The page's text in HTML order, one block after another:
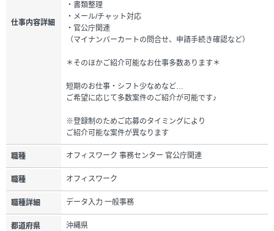
仕事内容詳細
・書類整理
・メール/チャット対応
・官公庁関連
（マイナンバーカートの問合せ、申請手続き確認など）
＊そのほかご紹介可能なお仕事多数あります＊
短期のお仕事・シフト少なめなど…
ご希望に応じて多数案件のご紹介が可能です♪
※登録制のためご応募のタイミングにより
ご紹介可能な案件が異なります
職種 オフィスワーク 事務センター 官公庁関連
職種 オフィスワーク
職種詳細 データ入力 一般事務
都道府県 沖縄県